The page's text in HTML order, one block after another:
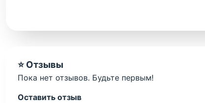
⭐ Отзывы
Пока нет отзывов. Будьте первым!
Оставить отзыв